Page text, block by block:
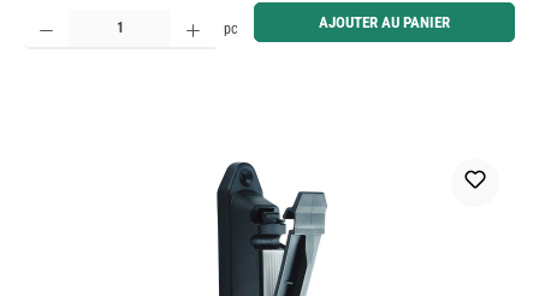
Quantité de produit : Entrez la quantité souhaitée ou utilisez les boutons pour augmenter ou
pc AJOUTER AU PANIER